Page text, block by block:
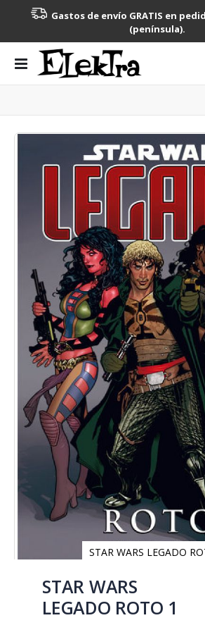
Gastos de envío GRATIS en
(península).
Toggle
Nav
Saltar
imágenes
STAR WARS LEGADO
comienzoSTAR WARS
LEGADO ROTO 1